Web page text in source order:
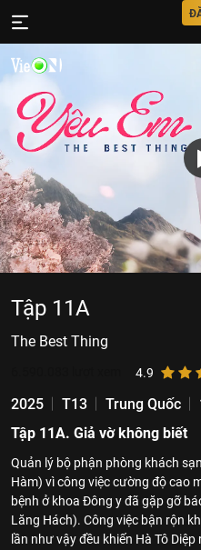
Tập 11A
The Best Thing
4.9
2025 T13 Trung Quốc
Tập 11A. Giả vờ không biết
Quản lý bộ phận phòng khách
Hàm) vì công việc cường độ cao
bệnh ở khoa Đông y đã gặp gỡ
Lăng Hách). Công việc bận rộn
lần như vậy đều khiến Hà Tô